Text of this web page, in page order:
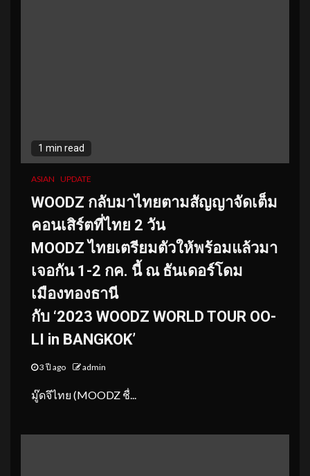
1 min read
ASIAN UPDATE
WOODZ กลับมาไทยตามสัญญาจัดเต็ม
คอนเสิร์ตที่ไทย 2 วัน
MOODZ ไทยเตรียมตัวให้พร้อมแล้วมา
เจอกัน 1-2 กค. นี้ ณ ธันเดอร์โดม
เมืองทองธานี
กับ ‘2023 WOODZ WORLD TOUR OO-
LI in BANGKOK’
3 ปี ago admin
มู๊ดจึไทย (MOODZ ชื่...